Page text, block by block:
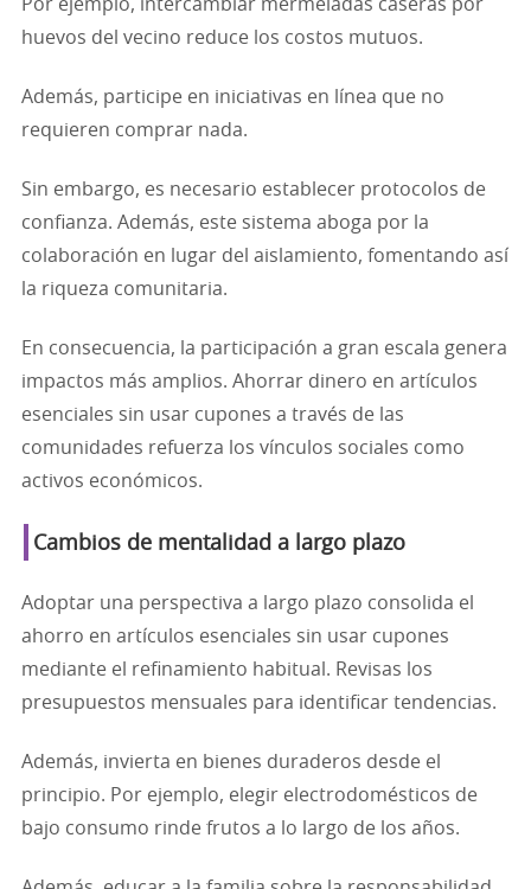
Por ejemplo, intercambiar mermeladas caseras por
huevos del vecino reduce los costos mutuos.
Además, participe en iniciativas en línea que no
requieren comprar nada.
Sin embargo, es necesario establecer protocolos de
confianza. Además, este sistema aboga por la
colaboración en lugar del aislamiento, fomentando así
la riqueza comunitaria.
En consecuencia, la participación a gran escala genera
impactos más amplios. Ahorrar dinero en artículos
esenciales sin usar cupones a través de las
comunidades refuerza los vínculos sociales como
activos económicos.
Cambios de mentalidad a largo plazo
Adoptar una perspectiva a largo plazo consolida el
ahorro en artículos esenciales sin usar cupones
mediante el refinamiento habitual. Revisas los
presupuestos mensuales para identificar tendencias.
Además, invierta en bienes duraderos desde el
principio. Por ejemplo, elegir electrodomésticos de
bajo consumo rinde frutos a lo largo de los años.